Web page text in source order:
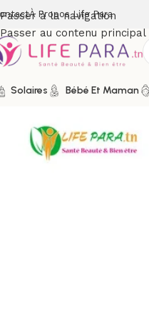
Passer à la navigation
Passer au contenu principal
À Propos Life Para
Solaires Bébé Et Maman
/Boutique /